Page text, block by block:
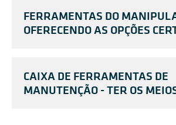
FERRAMENTAS DO
OFERECENDO AS OPÇÕES
CAIXA DE FERRAMENTAS DE
MANUTENÇÃO - TER OS